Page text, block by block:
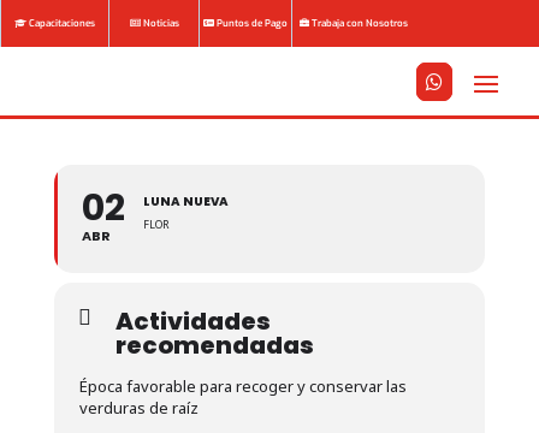
Capacitaciones Noticias Puntos de Pago Trabaja con Nosotros



02
ABR
LUNA NUEVA
FLOR
Actividades
recomendadas
Época favorable para recoger y conservar las
verduras de raíz